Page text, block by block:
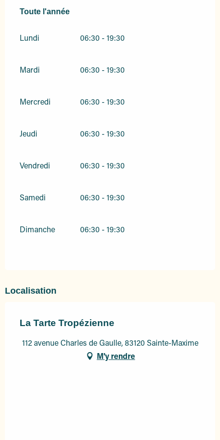
Toute l'année
Toute l'année
Lundi 06:30 - 19:30
Mardi 06:30 - 19:30
Mercredi 06:30 - 19:30
Jeudi 06:30 - 19:30
Vendredi 06:30 - 19:30
Samedi 06:30 - 19:30
Dimanche 06:30 - 19:30
Localisation
La Tarte Tropézienne
112 avenue Charles de Gaulle, 83120 Sainte-Maxime
M'y rendre